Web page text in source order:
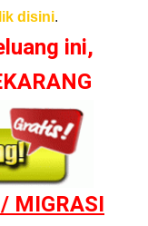
disini.
ini,
MIGRASI